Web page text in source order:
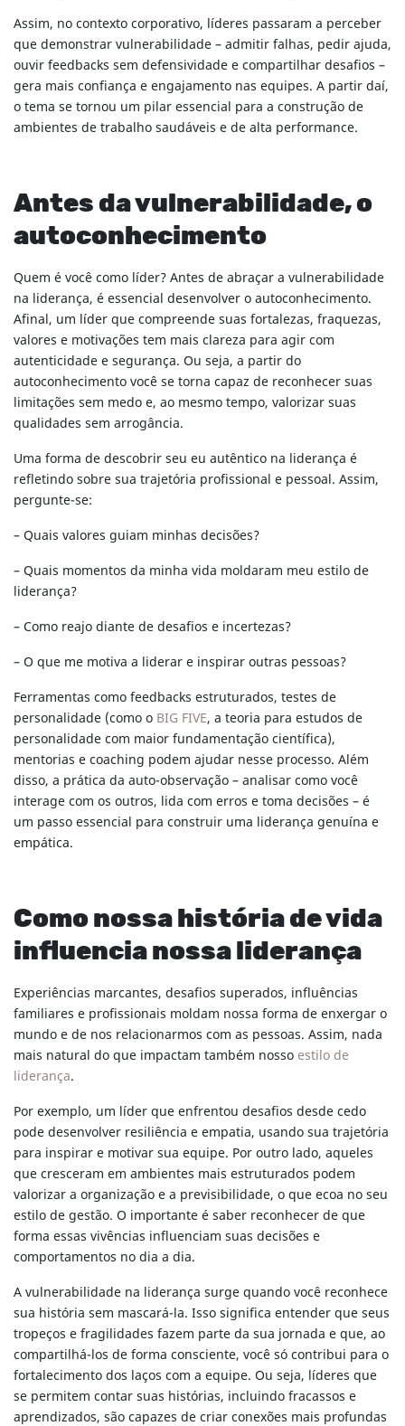
Assim, no contexto corporativo, líderes passaram a perceber
que demonstrar vulnerabilidade – admitir falhas, pedir ajuda,
ouvir feedbacks sem defensividade e compartilhar desafios –
gera mais confiança e engajamento nas equipes. A partir daí,
o tema se tornou um pilar essencial para a construção de
ambientes de trabalho saudáveis e de alta performance.
Antes da vulnerabilidade, o
autoconhecimento
Quem é você como líder? Antes de abraçar a vulnerabilidade
na liderança, é essencial desenvolver o autoconhecimento.
Afinal, um líder que compreende suas fortalezas, fraquezas,
valores e motivações tem mais clareza para agir com
autenticidade e segurança. Ou seja, a partir do
autoconhecimento você se torna capaz de reconhecer suas
limitações sem medo e, ao mesmo tempo, valorizar suas
qualidades sem arrogância.
Uma forma de descobrir seu eu autêntico na liderança é
refletindo sobre sua trajetória profissional e pessoal. Assim,
pergunte-se:
– Quais valores guiam minhas decisões?
– Quais momentos da minha vida moldaram meu estilo de
liderança?
– Como reajo diante de desafios e incertezas?
– O que me motiva a liderar e inspirar outras pessoas?
Ferramentas como feedbacks estruturados, testes de
personalidade (como o BIG FIVE, a teoria para estudos de
personalidade com maior fundamentação científica),
mentorias e coaching podem ajudar nesse processo. Além
disso, a prática da auto-observação – analisar como você
interage com os outros, lida com erros e toma decisões – é
um passo essencial para construir uma liderança genuína e
empática.
Como nossa história de vida
influencia nossa liderança
Experiências marcantes, desafios superados, influências
familiares e profissionais moldam nossa forma de enxergar o
mundo e de nos relacionarmos com as pessoas. Assim, nada
mais natural do que impactam também nosso estilo de
liderança.
Por exemplo, um líder que enfrentou desafios desde cedo
pode desenvolver resiliência e empatia, usando sua trajetória
para inspirar e motivar sua equipe. Por outro lado, aqueles
que cresceram em ambientes mais estruturados podem
valorizar a organização e a previsibilidade, o que ecoa no seu
estilo de gestão. O importante é saber reconhecer de que
forma essas vivências influenciam suas decisões e
comportamentos no dia a dia.
A vulnerabilidade na liderança surge quando você reconhece
sua história sem mascará-la. Isso significa entender que seus
tropeços e fragilidades fazem parte da sua jornada e que, ao
compartilhá-los de forma consciente, você só contribui para o
fortalecimento dos laços com a equipe. Ou seja, líderes que
se permitem contar suas histórias, incluindo fracassos e
aprendizados, são capazes de criar conexões mais profundas